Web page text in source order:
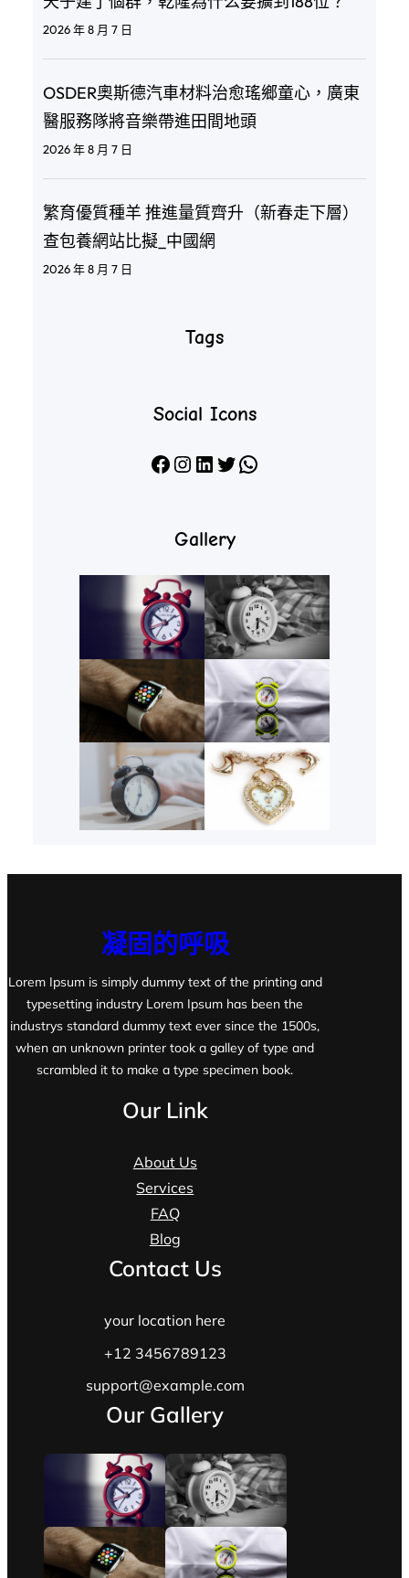
2026 年 8 月 7 日
OSDER奧斯德汽車材料治愈瑤鄉童心，廣東
醫服務隊將音樂帶進田間地頭
2026 年 8 月 7 日
繁育優質種羊 推進量質齊升（新春走下層）
查包養網站比擬_中國網
2026 年 8 月 7 日
Tags
Social Icons
Facebook Instagram LinkedIn X WhatsApp
Gallery
凝固的呼吸
Lorem Ipsum is simply dummy text of the printing and
typesetting industry Lorem Ipsum has been the
industrys standard dummy text ever since the 1500s,
when an unknown printer took a galley of type and
scrambled it to make a type specimen book.
Our Link
About Us
Services
FAQ
Blog
Contact Us
your location here
+12 3456789123
support@example.com
Our Gallery